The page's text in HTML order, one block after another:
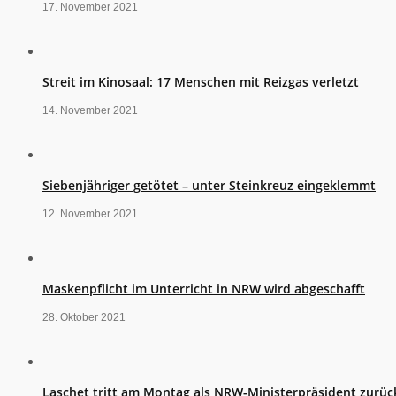
17. November 2021
Streit im Kinosaal: 17 Menschen mit Reizgas verletzt
14. November 2021
Siebenjähriger getötet – unter Steinkreuz eingeklemmt
12. November 2021
Maskenpflicht im Unterricht in NRW wird abgeschafft
28. Oktober 2021
Laschet tritt am Montag als NRW-Ministerpräsident